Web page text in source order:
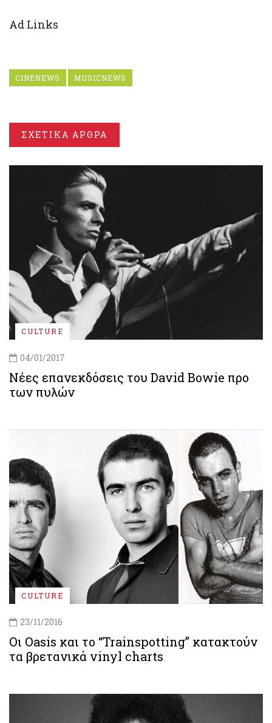
Ad Links
CINENEWS MUSICNEWS
ΣΧΕΤΙΚΑ ΑΡΘΡΑ
CULTURE
04/01/2017
Νέες επανεκδόσεις του David Bowie προ
των πυλών
CULTURE
23/11/2016
Οι Oasis και το “Trainspotting” κατακτούν
τα βρετανικά vinyl charts